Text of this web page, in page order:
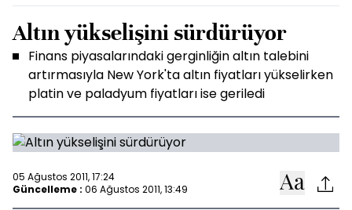
Altın yükselişini sürdürüyor
Finans piyasalarındaki gerginliğin altın talebini
artırmasıyla New York'ta altın fiyatları yükselirken
platin ve paladyum fiyatları ise geriledi
05 Ağustos 2011, 17:24
Güncelleme : 06 Ağustos 2011, 13:49